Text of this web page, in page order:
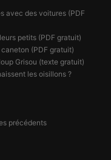
avec des voitures (PDF
petits (PDF gratuit)
(PDF gratuit)
Grisou (texte gratuit)
les oisillons ?
précédents